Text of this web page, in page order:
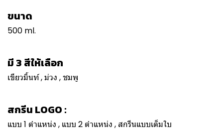
ขนาด
500 ml.
มี 3 สีให้เลือก
เขียวมิ้นท์ , ม่วง , ชมพู
สกรีน LOGO :
แบบ 1 ตำแหน่ง , แบบ 2 ตำแหน่ง , สกรีนแบบเต็มใบ